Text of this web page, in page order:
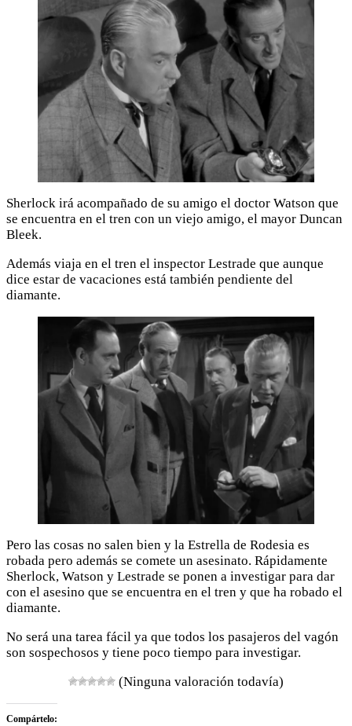
Sherlock irá acompañado de su amigo el doctor Watson que
se encuentra en el tren con un viejo amigo, el mayor Duncan
Bleek.
Además viaja en el tren el inspector Lestrade que aunque
dice estar de vacaciones está también pendiente del
diamante.
Pero las cosas no salen bien y la Estrella de Rodesia es
robada pero además se comete un asesinato. Rápidamente
Sherlock, Watson y Lestrade se ponen a investigar para dar
con el asesino que se encuentra en el tren y que ha robado el
diamante.
No será una tarea fácil ya que todos los pasajeros del vagón
son sospechosos y tiene poco tiempo para investigar.
(Ninguna valoración todavía)
Compártelo: